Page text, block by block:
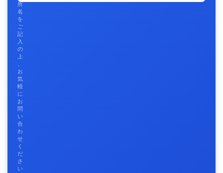
所
名
を
ご
記
入
の
上
、
お
気
軽
に
お
問
い
合
わ
せ
く
だ
さ
い